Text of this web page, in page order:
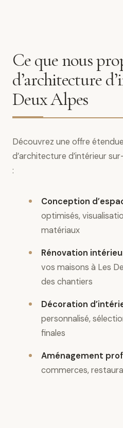
Ce que nous
d’architecture
Deux Alpes
Découvrez une offre
d’architecture d’intérieur
:
Conception
optimisés,
matériaux
Rénovation
vos maisons à Les
des chantiers
Décoration
personnalisé,
finales
Aménagement
commerces,